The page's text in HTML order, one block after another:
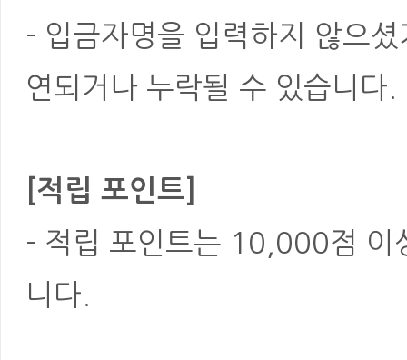
- 입금자명을 입력하지 않으
연되거나 누락될 수 있습니다.
[적립 포인트]
- 적립 포인트는 10,000점 이
니다.